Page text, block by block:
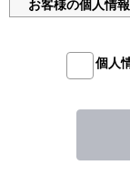
お客様の個人情
報を取り扱うに
ております。
・ご本人の照会
個人情報の照会
本人であること
個人